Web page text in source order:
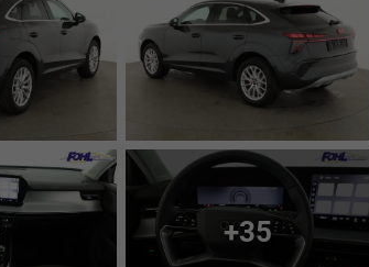
+35